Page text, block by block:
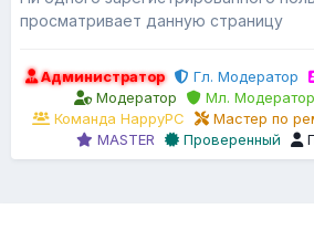
просматривает данную страницу
Администратор Гл. Модератор
Модератор
Мл. Модератор
Команда HappyPC
Мастер по
MASTER
Проверенный